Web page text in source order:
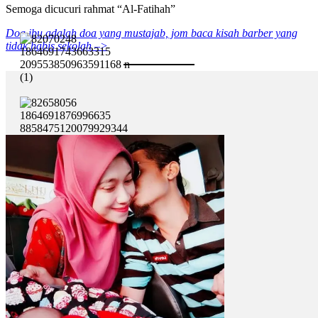
Semoga dicucuri rahmat “Al-Fatihah”
Doa ibu adalah doa yang mustajab, jom baca kisah barber yang
tidak habis sekolah –>